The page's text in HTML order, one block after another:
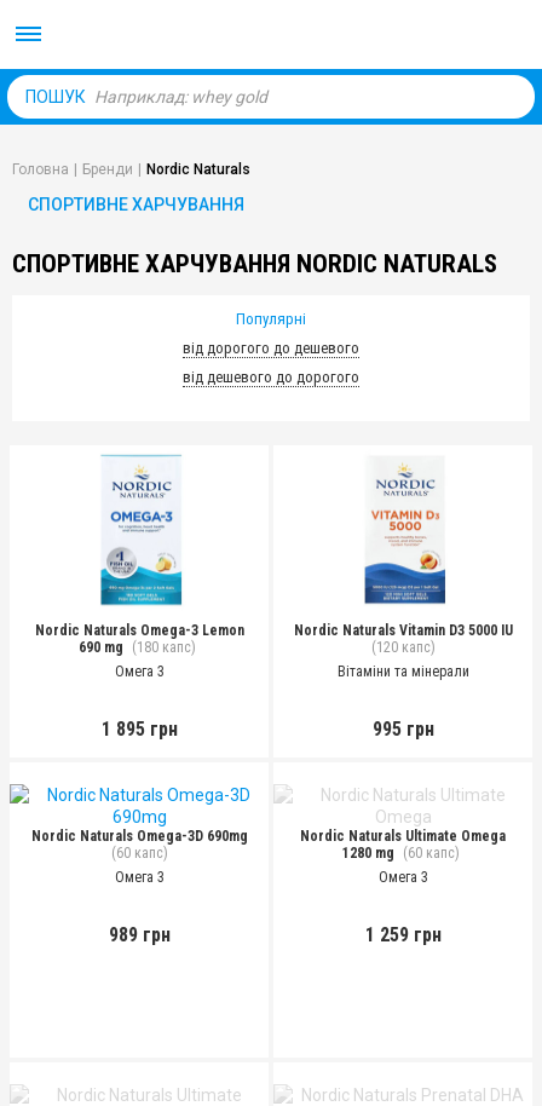
ПОШУК
Головна Бренди Nordic Naturals
СПОРТИВНЕ ХАРЧУВАННЯ
СПОРТИВНЕ ХАРЧУВАННЯ NORDIC NATURALS
Популярні
від дорогого до дешевого
від дешевого до дорогого
Nordic Naturals Omega-3 Lemon
690 mg
(180 капс)
Омега 3
1 895 грн
Nordic Naturals Vitamin D3 5000 IU
(120 капс)
Вітаміни та мінерали
995 грн
Nordic Naturals Omega-3D 690mg
(60 капс)
Омега 3
989 грн
Nordic Naturals Ultimate Omega
1280 mg
(60 капс)
Омега 3
1 259 грн